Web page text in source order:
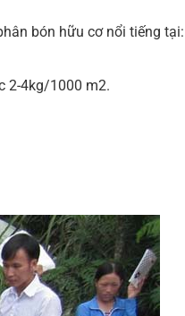
bón hữu cơ nổi tiếng tại:
2-4kg/1000 m2.